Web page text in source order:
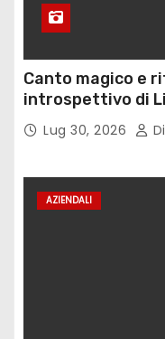
Canto magico e
introspettivo di
Lug 30, 2026
AZIENDALI